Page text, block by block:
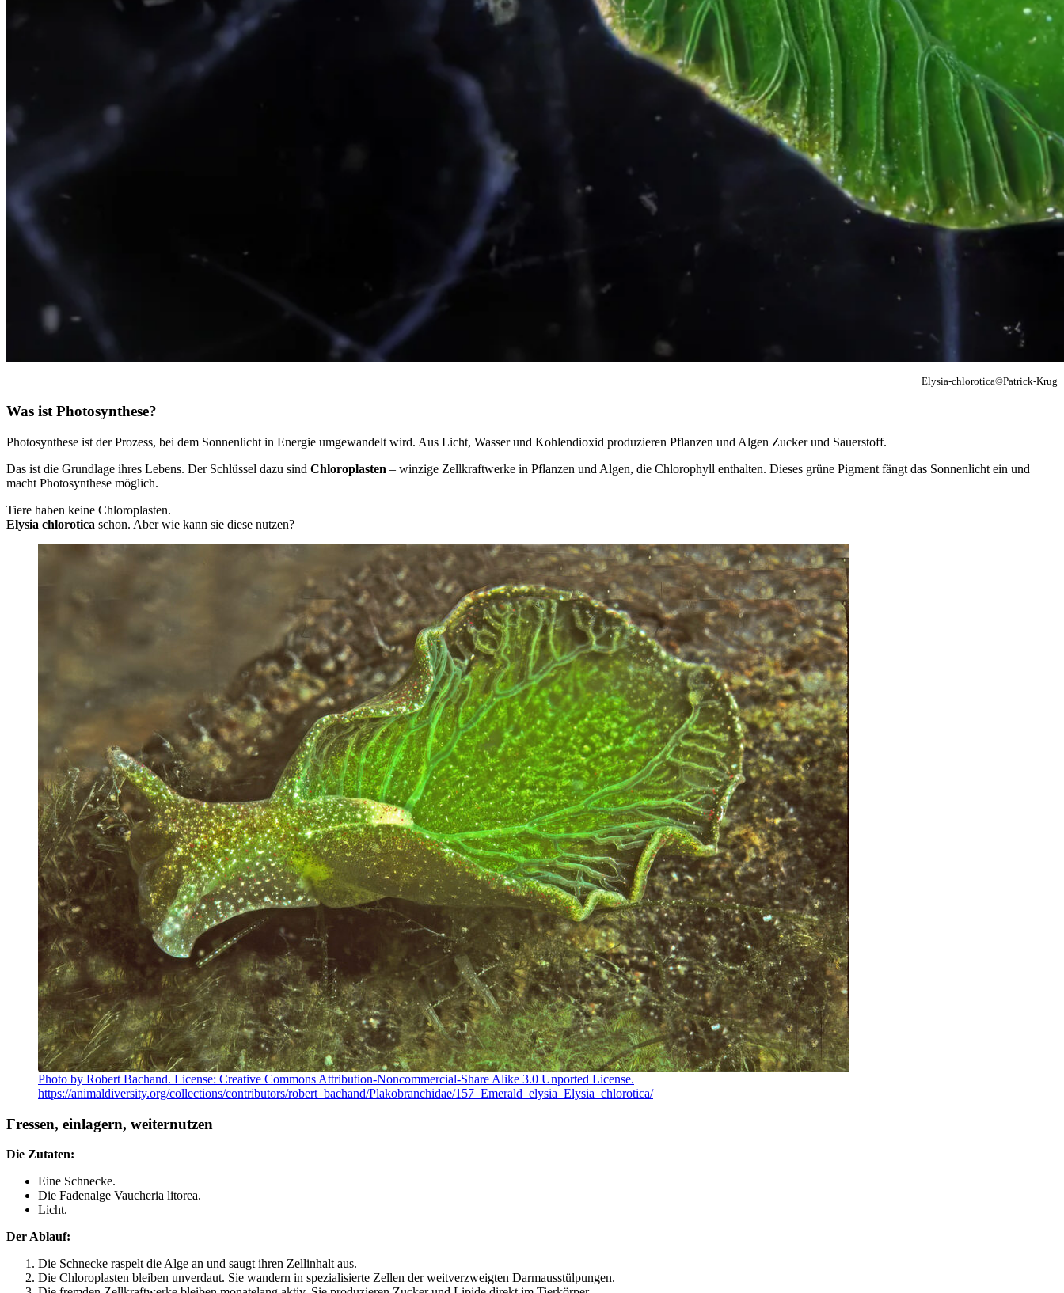
Elysia-chlorotica©Patrick-Krug
Was ist Photosynthese?
Photosynthese ist der Prozess, bei dem Sonnenlicht in Energie umgewandelt wird. Aus Licht, Wasser und Kohlendioxid produzieren Pflanzen und Algen Zucker und Sauerstoff.
Das ist die Grundlage ihres Lebens. Der Schlüssel dazu sind Chloroplasten – winzige Zellkraftwerke in Pflanzen und Algen, die Chlorophyll enthalten. Dieses grüne Pigment fängt das Sonnenlicht ein und
macht Photosynthese möglich.
Tiere haben keine Chloroplasten.
Elysia chlorotica schon. Aber wie kann sie diese nutzen?
Photo by Robert Bachand. License: Creative Commons Attribution-Noncommercial-Share Alike 3.0 Unported License.
https://animaldiversity.org/collections/contributors/robert_bachand/Plakobranchidae/157_Emerald_elysia_Elysia_chlorotica/
Fressen, einlagern, weiternutzen
Die Zutaten:
Eine Schnecke.
Die Fadenalge Vaucheria litorea.
Licht.
Der Ablauf:
Die Schnecke raspelt die Alge an und saugt ihren Zellinhalt aus.
Die Chloroplasten bleiben unverdaut. Sie wandern in spezialisierte Zellen der weitverzweigten Darmausstülpungen.